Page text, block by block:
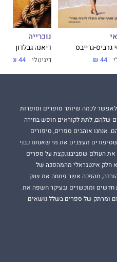
גרביס-גרייבס
44 ₪
נוכרייה
דיאנה גבלדון
דיגיטלי 44 ₪
לכמה שיותר סופרים וסופרות
שלהם, לתת לקוראים חופש בחירה
אנחנו אוהבים ספרים, סיפורים
מעצבים את מי שאנחנו כבני
את העולם שסביבנו.קצת על ספרים
חלק אינטגראלי מהמהפכה של
מהפכה אשר פתחה את שוק
חדשים ומוכשרים ובעיקר חשפה את
ומרתק של ספרים בשלל נושאים